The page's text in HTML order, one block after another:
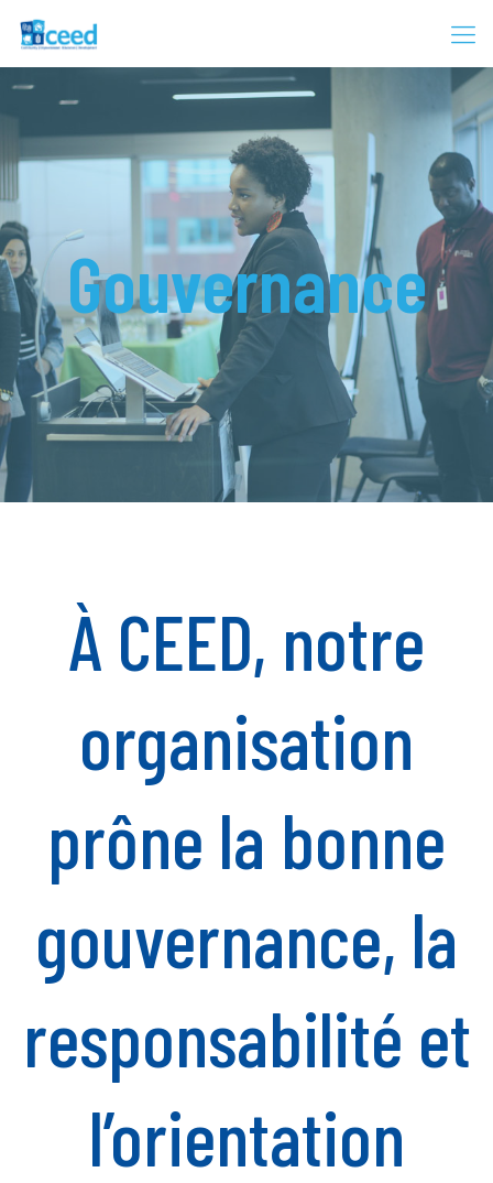
Gouvernance
À CEED, notre
organisation
prône la bonne
gouvernance, la
responsabilité et
l’orientation